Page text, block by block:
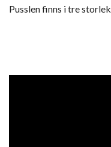
Pusslen finns i tre